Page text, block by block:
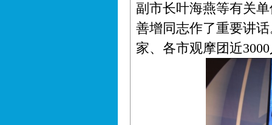
副市长叶海燕等有关
善增同志作了重要讲
家、各市观摩团近